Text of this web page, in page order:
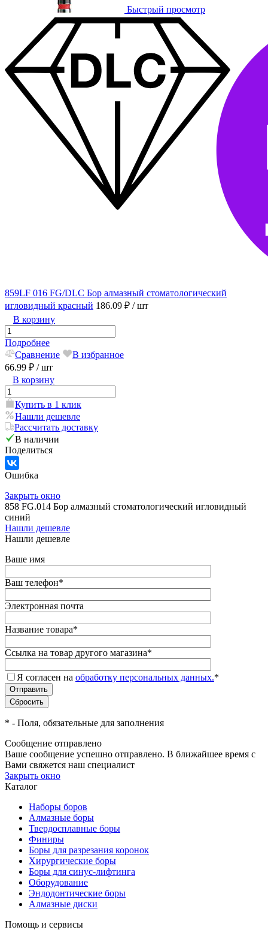
Быстрый просмотр
859LF 016 FG/DLC Бор алмазный стоматологический
игловидный красный 186.09 ₽ / шт
В корзину
Подробнее
Сравнение
В избранное
66.99 ₽ / шт
В корзину
Купить в 1 клик
Нашли дешевле
Рассчитать доставку
В наличии
Поделиться
Ошибка
Закрыть окно
858 FG.014 Бор алмазный стоматологический игловидный
синий
Нашли дешевле
Нашли дешевле
Ваше имя
Ваш телефон*
Электронная почта
Название товара*
Ссылка на товар другого магазина*
Я согласен на обработку персональных данных.*
* - Поля, обязательные для заполнения
Сообщение отправлено
Ваше сообщение успешно отправлено. В ближайшее время с
Вами свяжется наш специалист
Закрыть окно
Каталог
Наборы боров
Алмазные боры
Твердосплавные боры
Финиры
Боры для разрезания коронок
Хирургические боры
Боры для синус-лифтинга
Оборудование
Эндодонтические боры
Алмазные диски
Помощь и сервисы